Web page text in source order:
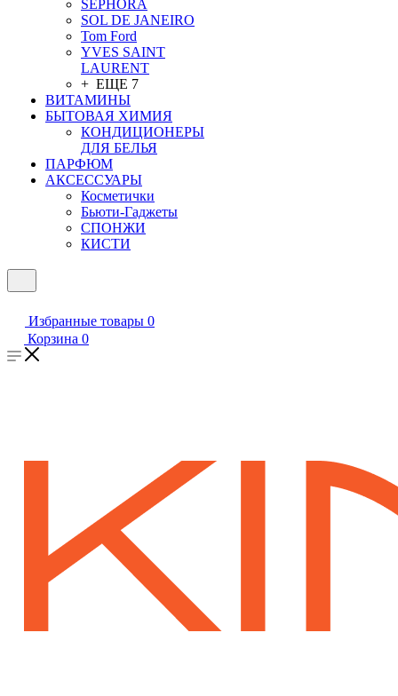
SEPHORA
SOL DE JANEIRO
Tom Ford
YVES SAINT
LAURENT
+ ЕЩЕ 7
ВИТАМИНЫ
БЫТОВАЯ ХИМИЯ
КОНДИЦИОНЕРЫ
ДЛЯ БЕЛЬЯ
ПАРФЮМ
АКСЕССУАРЫ
Косметички
Бьюти-Гаджеты
СПОНЖИ
КИСТИ
Избранные товары 0
Корзина 0